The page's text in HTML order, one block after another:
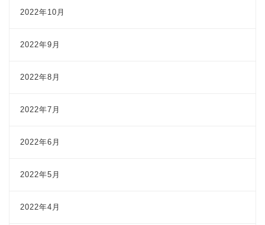
2022年10月
2022年9月
2022年8月
2022年7月
2022年6月
2022年5月
2022年4月